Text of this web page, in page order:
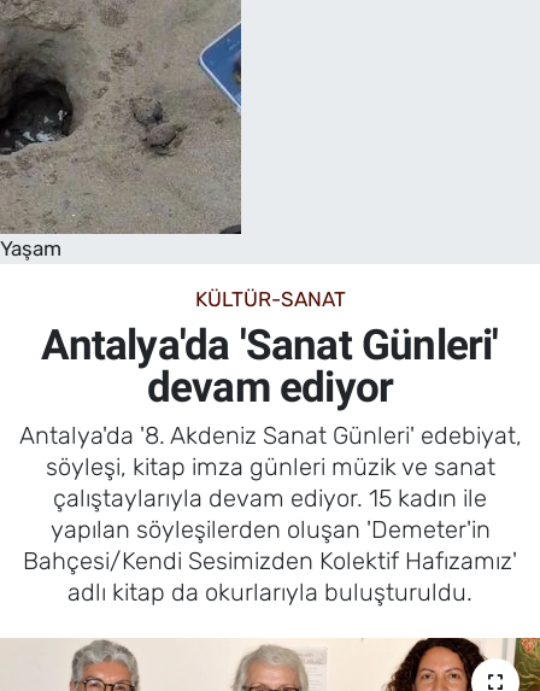
Yaşam
KÜLTÜR-SANAT
Antalya'da 'Sanat Günleri'
devam ediyor
Antalya'da '8. Akdeniz Sanat Günleri' edebiyat,
söyleşi, kitap imza günleri müzik ve sanat
çalıştaylarıyla devam ediyor. 15 kadın ile
yapılan söyleşilerden oluşan 'Demeter'in
Bahçesi/Kendi Sesimizden Kolektif Hafızamız'
adlı kitap da okurlarıyla buluşturuldu.